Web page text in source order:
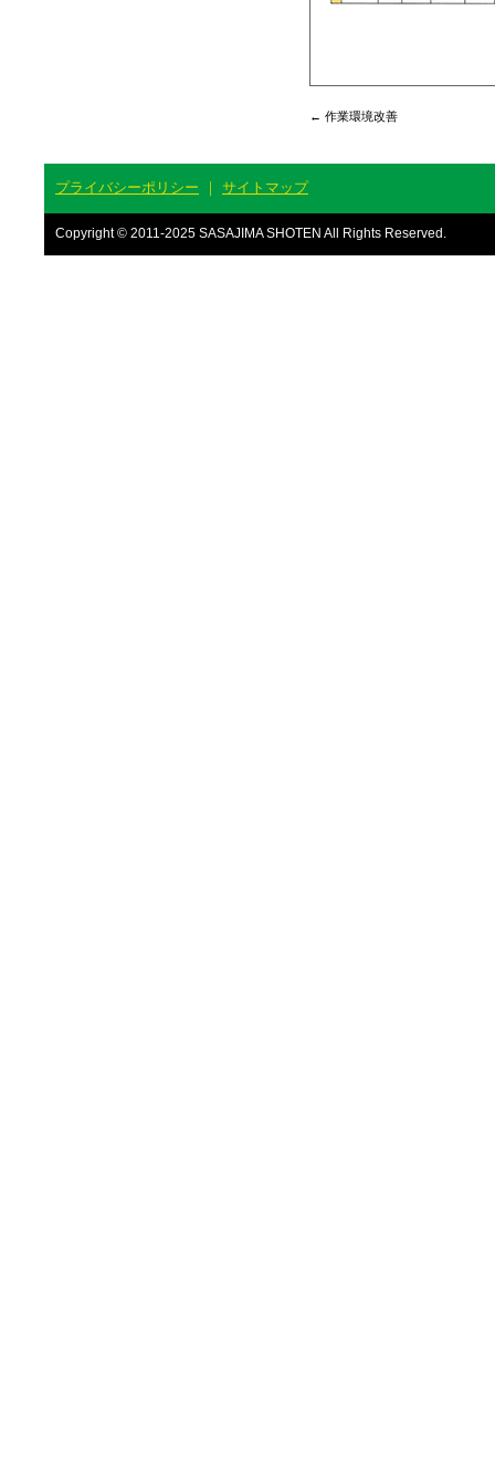
← 作業環境改善
プライバシーポリシー ｜ サイトマップ
Copyright © 2011-2025 SASAJIMA SHOTEN All Rights Reserved.